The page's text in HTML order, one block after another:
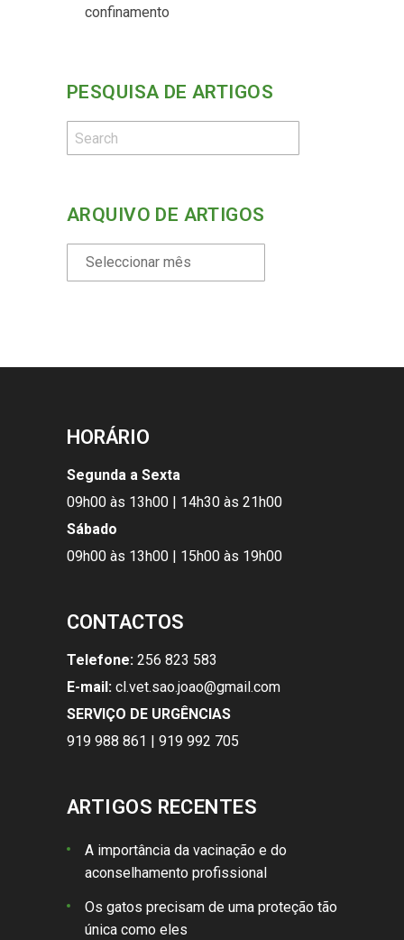
confinamento
PESQUISA DE ARTIGOS
ARQUIVO DE ARTIGOS
HORÁRIO
Segunda a Sexta
09h00 às 13h00 | 14h30 às 21h00
Sábado
09h00 às 13h00 | 15h00 às 19h00
CONTACTOS
Telefone: 256 823 583
E-mail: cl.vet.sao.joao@gmail.com
SERVIÇO DE URGÊNCIAS
919 988 861 | 919 992 705
ARTIGOS RECENTES
A importância da vacinação e do
aconselhamento profissional
Os gatos precisam de uma proteção tão
única como eles